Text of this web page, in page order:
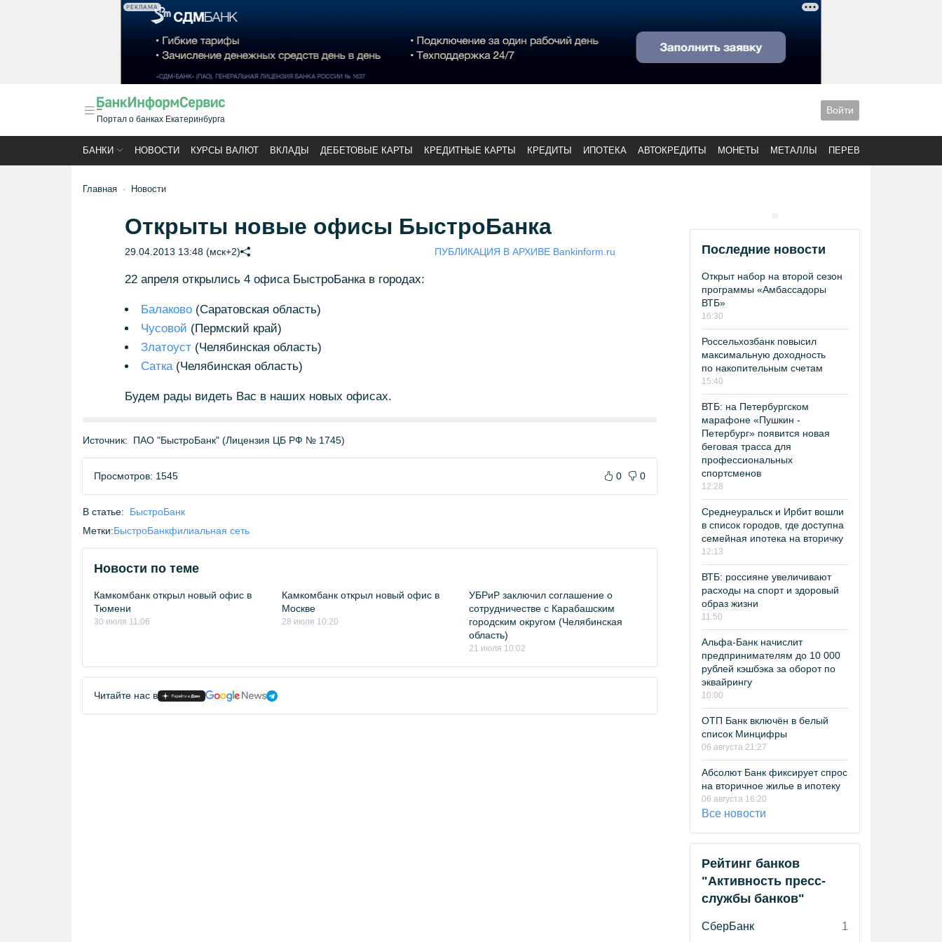
РЕКЛАМА
Портал о банках Екатеринбурга
Войти
БАНКИ НОВОСТИ КУРСЫ ВАЛЮТ ВКЛАДЫ ДЕБЕТОВЫЕ КАРТЫ КРЕДИТНЫЕ КАРТЫ КРЕДИТЫ ИПОТЕКА АВТОКРЕДИТЫ МОНЕТЫ МЕТАЛЛЫ ПЕРЕВОДЫ
Главная Новости
Открыты новые офисы БыстроБанка
29.04.2013 13:48 (мск+2) ПУБЛИКАЦИЯ В АРХИВЕ Bankinform.ru
22 апреля открылись 4 офиса БыстроБанка в городах:
Балаково(Саратовская область)
Чусовой (Пермский край)
Златоуст(Челябинская область)
Сатка(Челябинская область)
Будем рады видеть Вас в наших новых офисах.
Источник: ПАО "БыстроБанк" (Лицензия ЦБ РФ № 1745)
Просмотров: 1545 0 0
В статье:
БыстроБанк
Метки:БыстроБанкфилиальная сеть
Новости по теме
Камкомбанк открыл новый офис в
Тюмени
30 июля 11:06
Камкомбанк открыл новый офис в
Москве
28 июля 10:20
УБРиР заключил соглашение о
сотрудничестве с Карабашским
городским округом (Челябинская
область)
21 июля 10:02
Читайте нас в
Последние новости
Открыт набор на второй сезон
программы «Амбассадоры
ВТБ»
16:30
Россельхозбанк повысил
максимальную доходность
по накопительным счетам
15:40
ВТБ: на Петербургском
марафоне «Пушкин -
Петербург» появится новая
беговая трасса для
профессиональных
спортсменов
12:28
Среднеуральск и Ирбит вошли
в список городов, где доступна
семейная ипотека на вторичку
12:13
ВТБ: россияне увеличивают
расходы на спорт и здоровый
образ жизни
11:50
Альфа-Банк начислит
предпринимателям до 10 000
рублей кэшбэка за оборот по
эквайрингу
10:00
ОТП Банк включён в белый
список Минцифры
06 августа 21:27
Абсолют Банк фиксирует спрос
на вторичное жилье в ипотеку
06 августа 16:20
Все новости
Рейтинг банков
"Активность пресс-
службы банков"
СберБанк
1